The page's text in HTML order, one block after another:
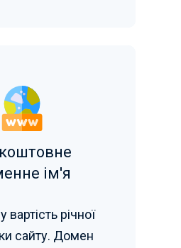
ім'я
вартість річної
сайту. Домен